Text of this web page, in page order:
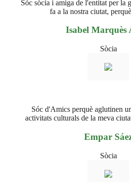
Sóc sòcia i amiga de l'entitat per la
fa a la nostra ciutat,
Isabel Marquès
Sòcia
Sóc d'Amics perquè aglutinen
activitats culturals de la meva
Empar
Sòcia